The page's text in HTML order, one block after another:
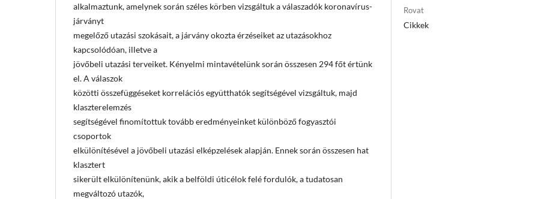
alkalmaztunk, amelynek során széles körben vizsgáltuk a válaszadók koronavírus-
járványt
megelőző utazási szokásait, a járvány okozta érzéseiket az utazásokhoz
kapcsolódóan, illetve a
jövőbeli utazási terveiket. Kényelmi mintavételünk során összesen 294 főt értünk
el. A válaszok
közötti összefüggéseket korrelációs együtthatók segítségével vizsgáltuk, majd
klaszterelemzés
segítségével finomítottuk tovább eredményeinket különböző fogyasztói
csoportok
elkülönítésével a jövőbeli utazási elképzelések alapján. Ennek során összesen hat
klasztert
sikerült elkülönítenünk, akik a belföldi úticélok felé fordulók, a tudatosan
megváltozó utazók,
Rovat
Cikkek